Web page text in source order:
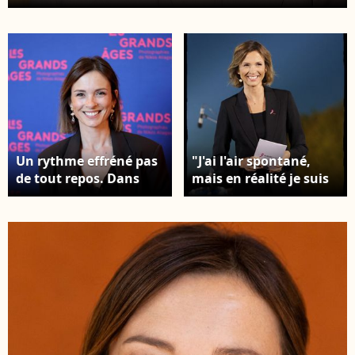
Marie-Sophie Lacarrau en plus de couvrir les
Soirée de Gala caritative des Invincibles au profit
de la recherche contre la maladie de Charcot à
l’InterContinental Paris Le Grand le 9 avril 2026. ©
Coadic Guirec/Bestimage
Un rythme effréné pas
de tout repos. Dans
une interview accordée
Isabelle Ithurburu s'est
confiée sur son rapport
au stress Isabelle
Ithurburu - Vernissage
de l'exposition "Les
grands âges",
"J'ai l'air spontané,
mais en réalité je suis
très stressée. J'ai
d'organiser, de
contrôle. C'est
épuisant et mon corps
finit par sonner
l'alarme", a-t-elle
notamment révélé
Exclusif - Isabelle